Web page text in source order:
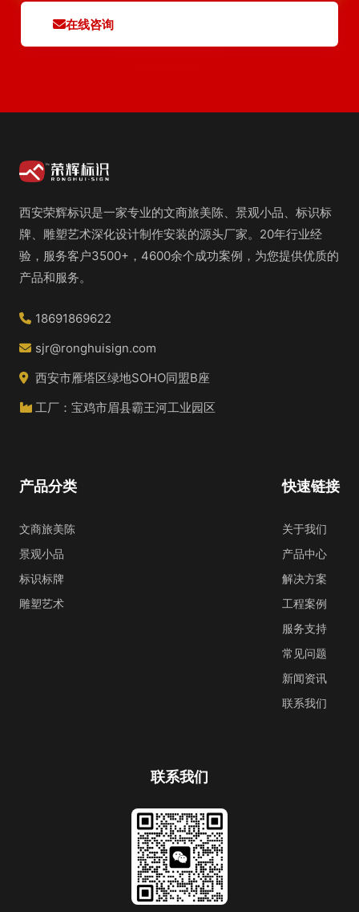
在线咨询
西安荣辉标识是一家专业的文商旅美陈、景观小品、标识标
牌、雕塑艺术深化设计制作安装的源头厂家。20年行业经
验，服务客户3500+，4600余个成功案例，为您提供优质的
产品和服务。
18691869622
sjr@ronghuisign.com
西安市雁塔区绿地SOHO同盟B座
工厂：宝鸡市眉县霸王河工业园区
快速链接
关于我们
产品中心
解决方案
工程案例
服务支持
常见问题
新闻资讯
联系我们
产品分类
文商旅美陈
景观小品
标识标牌
雕塑艺术
联系我们